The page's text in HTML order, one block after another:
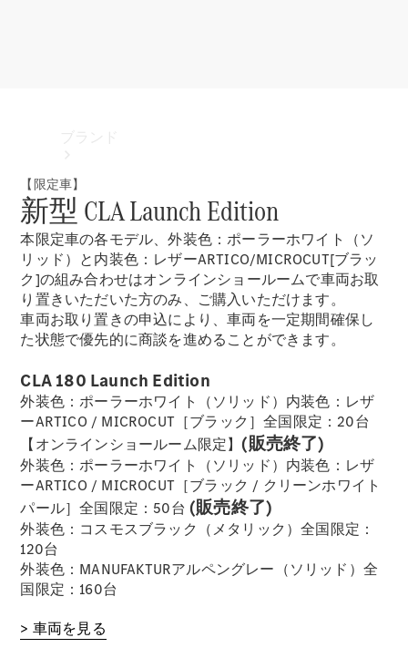
ブランド
歴史とブラ
ンド
Mercedes-
AMG
Maybach
ALL TIME
Defining
【限定車】
新型 CLA Launch Edition
本限定車の各モデル、外装色：ポーラーホワイト（ソ
リッド）と内装色：レザーARTICO/MICROCUT[ブラッ
ク]の組み合わせはオンラインショールームで車両お取
り置きいただいた方のみ、ご購入いただけます。
車両お取り置きの申込により、車両を一定期間確保し
た状態で優先的に商談を進めることができます。
CLA 180 Launch Edition
外装色：ポーラーホワイト（ソリッド）内装色：レザ
ーARTICO / MICROCUT［ブラック］全国限定：20台
【オンラインショールーム限定】(販売終了)
外装色：ポーラーホワイト（ソリッド）内装色：レザ
ーARTICO / MICROCUT［ブラック / クリーンホワイト
パール］全国限定：50台(販売終了)
外装色：コスモスブラック（メタリック）全国限定：
120台
外装色：MANUFAKTURアルペングレー（ソリッド）全
国限定：160台
> 車両を見る